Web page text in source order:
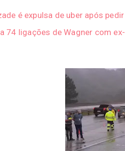
é expulsa de uber após
74 ligações de Wagner com